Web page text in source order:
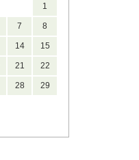
1
7 8
14 15
21 22
28 29